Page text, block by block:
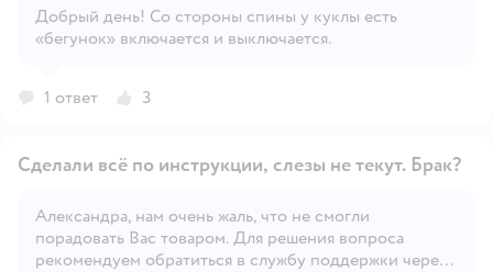
Открыть вопрос
Добрый день! Со стороны спины у куклы есть
«бегунок» включается и выключается.
1 ответ 3
Открыть вопрос
Сделали всё по инструкции, слезы не текут. Брак?
Александра, нам очень жаль, что не смогли
порадовать Вас товаром. Для решения вопроса
рекомендуем обратиться в службу поддержки через